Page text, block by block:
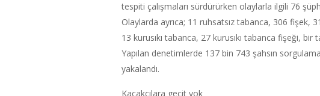
tespiti çalışmaları sürdürürken olaylarla ilgili 76
Olaylarda ayrıca; 11 ruhsatsız tabanca, 306 fişek,
13 kurusıkı tabanca, 27 kurusıkı tabanca fişeği,
Yapılan denetimlerde 137 bin 743 şahsın
yakalandı.
Kaçakçılara geçit yok